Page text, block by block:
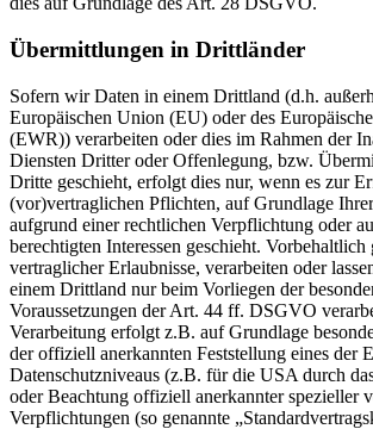
Übermittlungen in Drittländer
Sofern wir Daten in einem Drittland (d.h.
Europäischen Union (EU) oder des
(EWR)) verarbeiten oder dies im Rahmen der
Diensten Dritter oder Offenlegung, bzw.
Dritte geschieht, erfolgt dies nur, wenn es zur
(vor)vertraglichen Pflichten, auf Grundlage
aufgrund einer rechtlichen Verpflichtung oder
berechtigten Interessen geschieht. Vorbehaltlich
vertraglicher Erlaubnisse, verarbeiten oder
einem Drittland nur beim Vorliegen der
Voraussetzungen der Art. 44 ff. DSGVO
Verarbeitung erfolgt z.B. auf Grundlage
der offiziell anerkannten Feststellung eines der
Datenschutzniveaus (z.B. für die USA durch
oder Beachtung offiziell anerkannter spezieller
Verpflichtungen (so genannte